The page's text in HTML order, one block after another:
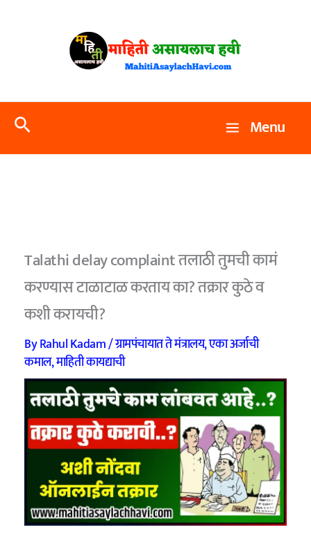
Search Menu
Talathi delay complaint तलाठी तुमची कामं
करण्यास टाळाटाळ करताय का? तक्रार कुठे व
कशी करायची?
ByRahul Kadam/ग्रामपंचायात ते मंत्रालय,एका अर्जाची
कमाल,माहिती कायद्याची